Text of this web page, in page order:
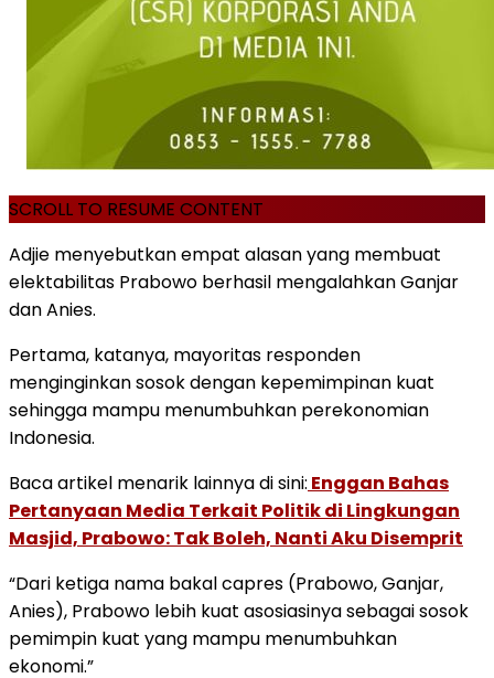
SCROLL TO RESUME CONTENT
Adjie menyebutkan empat alasan yang membuat
elektabilitas Prabowo berhasil mengalahkan Ganjar
dan Anies.
Pertama, katanya, mayoritas responden
menginginkan sosok dengan kepemimpinan kuat
sehingga mampu menumbuhkan perekonomian
Indonesia.
Baca artikel menarik lainnya di sini: Enggan Bahas
Pertanyaan Media Terkait Politik di Lingkungan
Masjid, Prabowo: Tak Boleh, Nanti Aku Disemprit
“Dari ketiga nama bakal capres (Prabowo, Ganjar,
Anies), Prabowo lebih kuat asosiasinya sebagai sosok
pemimpin kuat yang mampu menumbuhkan
ekonomi.”